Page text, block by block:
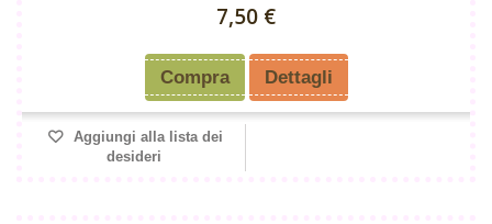
7,50 €
Compra Dettagli
Aggiungi alla lista dei
desideri